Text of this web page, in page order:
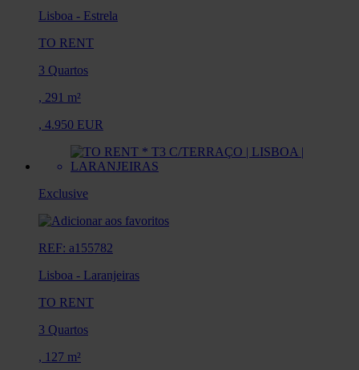
Lisboa - Estrela
TO RENT
3 Quartos
, 291 m²
, 4.950 EUR
Exclusive
REF: a155782
Lisboa - Laranjeiras
TO RENT
3 Quartos
, 127 m²